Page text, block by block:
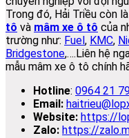
Trong đó, Hải Triều còn
tô và mâm xe ô tô của
trường như: Fuel , KMC,
Bridgestone,….Liên hệ
mẫu mâm xe ô tô chính
Hotline: 0964 21
Email:
Website: https://
Zalo: https://